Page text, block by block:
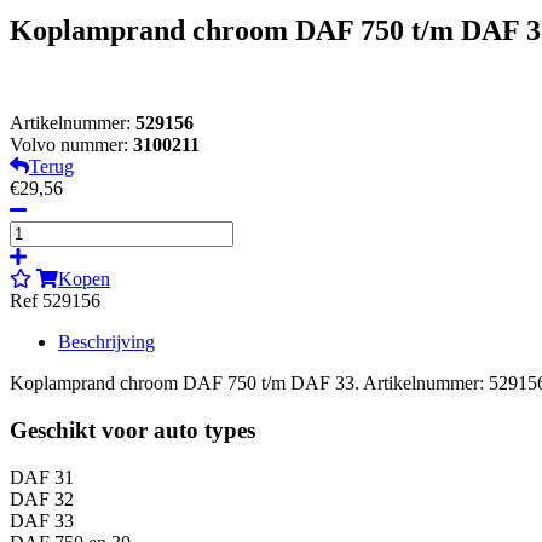
Koplamprand chroom DAF 750 t/m DAF
Artikelnummer: 529156
Volvo nummer: 3100211
Terug
€29,56
Kopen
Ref 529156
Beschrijving
Koplamprand chroom DAF 750 t/m DAF 33. Artikelnummer:
Geschikt voor auto types
DAF 31
DAF 32
DAF 33